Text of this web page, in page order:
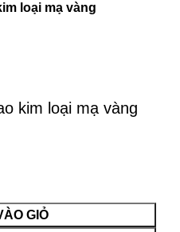
loại mạ vàng
kim loại mạ vàng
GIỎ